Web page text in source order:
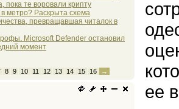
пока те воровали крипту
метро? Раскрыта схема
превращавшая читалок в
Microsoft Defender остановил
момент
8 9 10 11 12 13 14 15 16 →
ее